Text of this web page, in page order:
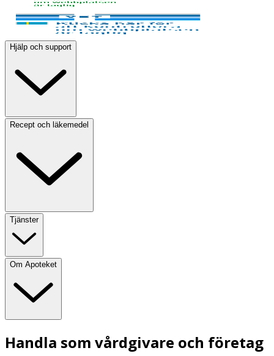
Hjälp och support
Recept och läkemedel
Tjänster
Om Apoteket
Handla som vårdgivare och företag